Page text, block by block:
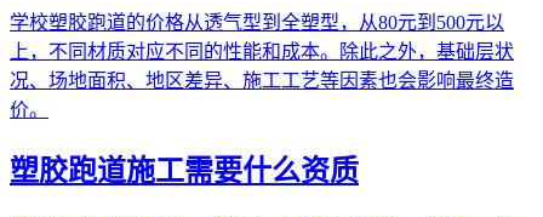
学校塑胶跑道的价格从透气型到全塑型，从80元到500元以
上，不同材质对应不同的性能和成本。除此之外，基础层状
况、场地面积、地区差异、施工工艺等因素也会影响最终造
价。
塑胶跑道施工需要什么资质